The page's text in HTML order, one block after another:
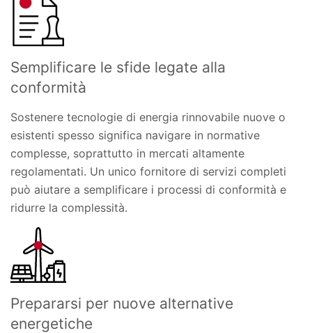
Semplificare le sfide legate alla
conformità
Sostenere tecnologie di energia rinnovabile nuove o
esistenti spesso significa navigare in normative
complesse, soprattutto in mercati altamente
regolamentati. Un unico fornitore di servizi completi
può aiutare a semplificare i processi di conformità e
ridurre la complessità.
Prepararsi per nuove alternative
energetiche